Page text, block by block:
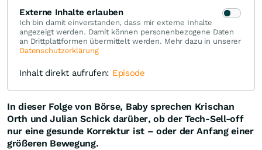
Externe Inhalte erlauben
Ich bin damit einverstanden, dass mir externe Inhalte
angezeigt werden. Damit können personenbezogene Daten
an Drittplattformen übermittelt werden. Mehr dazu in unserer
Datenschutzerklärung
Inhalt direkt aufrufen: Episode
In dieser Folge von Börse, Baby sprechen Krischan
Orth und Julian Schick darüber, ob der Tech-Sell-off
nur eine gesunde Korrektur ist – oder der Anfang einer
größeren Bewegung.